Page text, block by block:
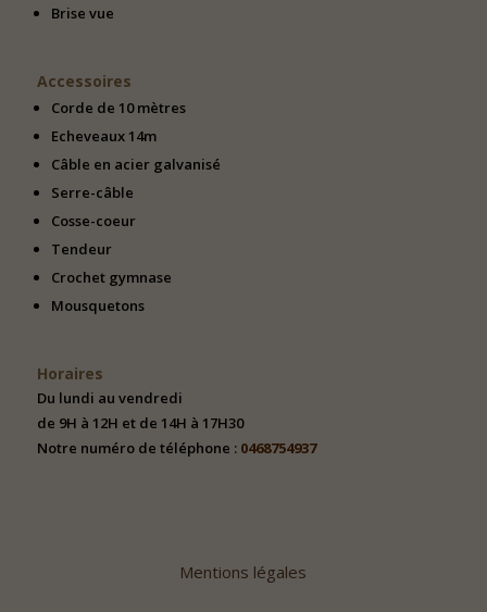
Brise vue
Accessoires
Corde de 10 mètres
Echeveaux 14m
Câble en acier galvanisé
Serre-câble
Cosse-coeur
Tendeur
Crochet gymnase
Mousquetons
Horaires
Du lundi au vendredi
de 9H à 12H et de 14H à 17H30
Notre numéro de téléphone : 0468754937
Mentions légales